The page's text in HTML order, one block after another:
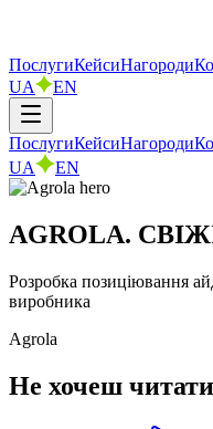
ПослугиКейсиНагороди
UA
EN
ПослугиКейсиНагороди
UA
EN
AGROLA.
Розробка позиціювання
виробника
Agrola
Не хочеш